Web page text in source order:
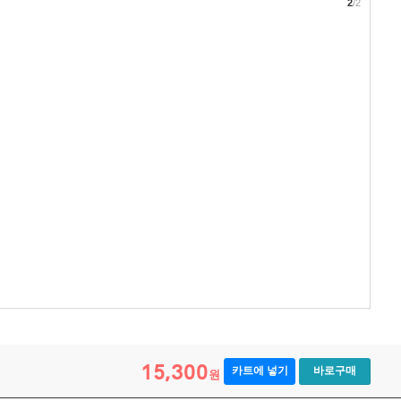
2/2
15,300원 카트에 넣기 바로구매